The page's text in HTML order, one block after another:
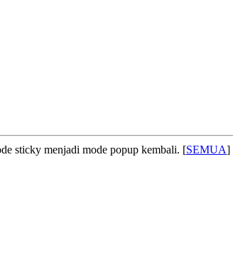
sticky menjadi mode popup kembali. [SEMUA]